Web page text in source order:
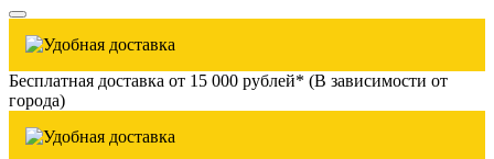
Бесплатная доставка от 15 000 рублей* (В зависимости от
города)